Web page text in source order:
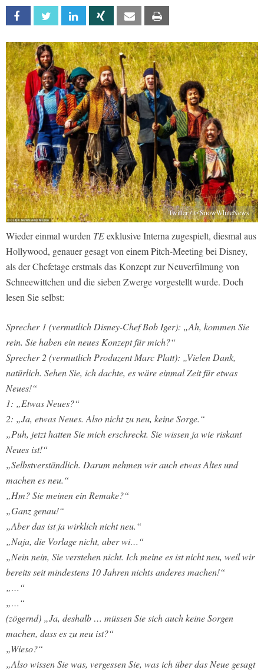
Facebook Twitter Linkedin Xing Email
Twitter / @SnowWhiteNews
Wieder einmal wurden TEexklusive Interna zugespielt, diesmal aus
Hollywood, genauer gesagt von einem Pitch-Meeting bei Disney,
als der Chefetage erstmals das Konzept zur Neuverfilmung von
Schneewittchen und die sieben Zwerge vorgestellt wurde. Doch
lesen Sie selbst:
Sprecher 1 (vermutlich Disney-Chef Bob Iger): „Ah, kommen Sie
rein. Sie haben ein neues Konzept für mich?“
Sprecher 2 (vermutlich Produzent Marc Platt): „Vielen Dank,
natürlich. Sehen Sie, ich dachte, es wäre einmal Zeit für etwas
Neues!“
1: „Etwas Neues?“
2: „Ja, etwas Neues. Also nicht zu neu, keine Sorge.“
„Puh, jetzt hatten Sie mich erschreckt. Sie wissen ja wie riskant
Neues ist!“
„Selbstverständlich. Darum nehmen wir auch etwas Altes und
machen es neu.“
„Hm? Sie meinen ein Remake?“
„Ganz genau!“
„Aber das ist ja wirklich nicht neu.“
„Naja, die Vorlage nicht, aber wi…“
„Nein nein, Sie verstehen nicht. Ich meine es ist nicht neu, weil wir
bereits seit mindestens 10 Jahren nichts anderes machen!“
„…“
„…“
(zögernd) „Ja, deshalb … müssen Sie sich auch keine Sorgen
machen, dass es zu neu ist?“
„Wieso?“
„Also wissen Sie was, vergessen Sie, was ich über das Neue gesagt